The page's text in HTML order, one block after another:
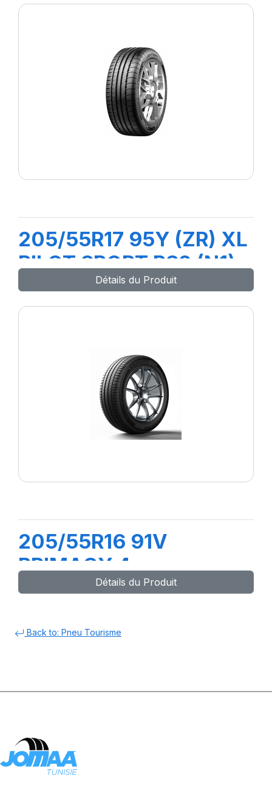
205/55R17 95Y (ZR) XL
PILOT SPORT PS2 (N1)
Détails du Produit
205/55R16 91V
PRIMACY 4
Détails du Produit
Back to: Pneu Tourisme